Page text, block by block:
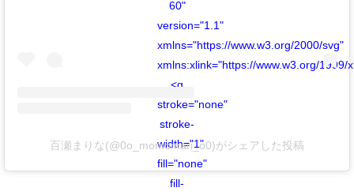
60"
version="1.1"
xmlns="https://www.w3.org/2000/svg"
xmlns:xlink="https://www.w3.org/1999/
<g
stroke="none"
stroke-
width="1"
fill="none"
fill-
百瀬まりな(@0o_momomari_o0)がシェアした投稿